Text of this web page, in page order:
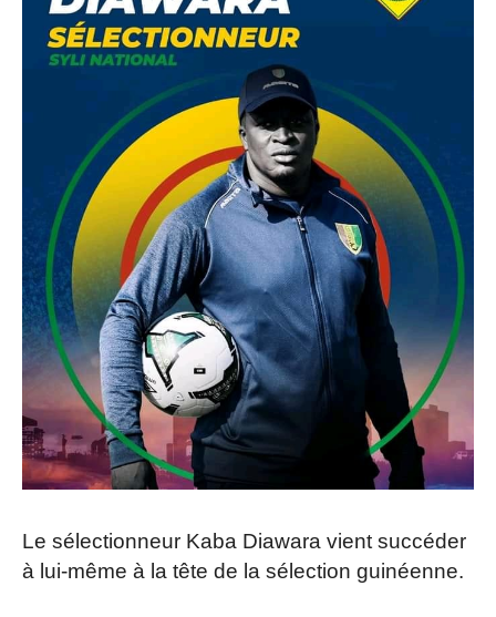
Le sélectionneur Kaba Diawara vient succéder
à lui-même à la tête de la sélection guinéenne.